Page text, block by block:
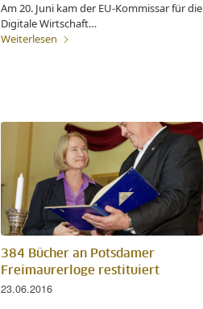
Am 20. Juni kam der EU-Kommissar für die
Digitale Wirtschaft…
Weiterlesen
384 Bücher an Potsdamer
Freimaurerloge restituiert
23.06.2016